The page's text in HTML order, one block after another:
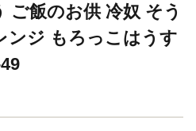
ご飯のお供 冷奴 そう
ンジ もろっこはうす